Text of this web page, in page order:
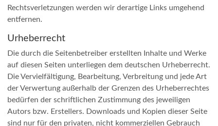
Rechtsverletzungen werden wir derartige Links umgehend
entfernen.
Urheberrecht
Die durch die Seitenbetreiber erstellten Inhalte und Werke
auf diesen Seiten unterliegen dem deutschen Urheberrecht.
Die Vervielfältigung, Bearbeitung, Verbreitung und jede Art
der Verwertung außerhalb der Grenzen des Urheberrechtes
bedürfen der schriftlichen Zustimmung des jeweiligen
Autors bzw. Erstellers. Downloads und Kopien dieser Seite
sind nur für den privaten, nicht kommerziellen Gebrauch